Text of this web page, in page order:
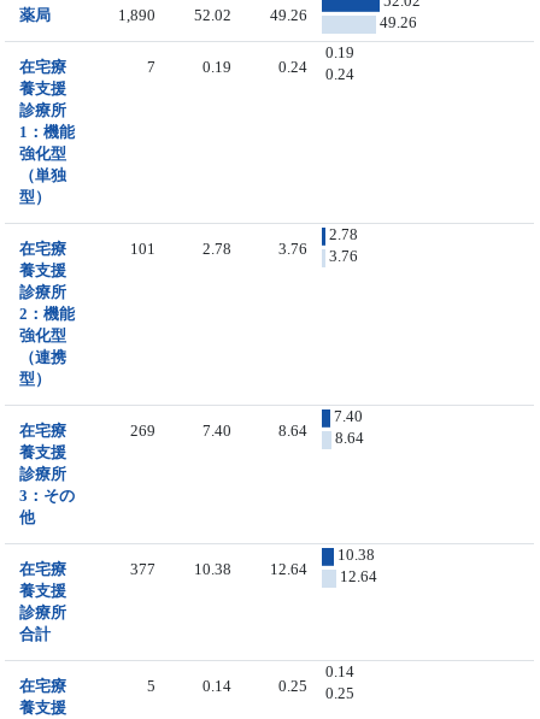
薬局 1,890 52.02 49.26
49.26
在宅療
養支援
診療所
1：機能
強化型
（単独
型）
7 0.19 0.24
0.19
0.24
在宅療
養支援
診療所
2：機能
強化型
（連携
型）
101 2.78 3.76
2.78
3.76
在宅療
養支援
診療所
3：その
他
269 7.40 8.64
7.40
8.64
在宅療
養支援
診療所
合計
377 10.38 12.64
10.38
12.64
在宅療
養支援
5 0.14 0.25
0.14
0.25